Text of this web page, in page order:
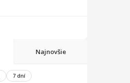
Najnovšie
7 dní